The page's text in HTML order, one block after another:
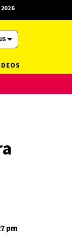
pm
US